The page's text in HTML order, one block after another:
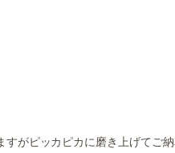
がピッカピカに磨き上げてご